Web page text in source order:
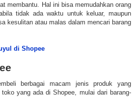
membantu. Hal ini bisa memudahkan orang
tidak ada waktu untuk keluar, maupun
kesulitan atau malas dalam mencari barang
di Shopee
berbagai macam jenis produk yang
yang ada di Shopee, mulai dari barang-